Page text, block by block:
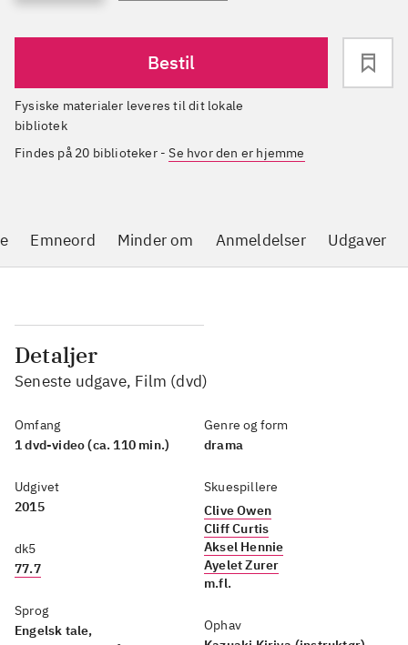
Bestil
Fysiske materialer leveres til dit lokale
bibliotek
Findes på 20 biblioteker-Se hvor den er hjemme
Emneord Minder om Anmeldelser Udgaver
Detaljer
Seneste udgave, Film (dvd)
Omfang
1 dvd-video (ca. 110 min.)
Udgivet
2015
dk5
77.7
Sprog
Engelsk tale,
Genre og form
drama
Skuespillere
Clive Owen
Cliff Curtis
Aksel Hennie
Ayelet Zurer
m.fl.
Ophav